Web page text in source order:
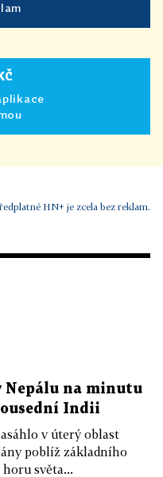
HN+ je zcela bez reklam.
Nepálu na minutu
Indii
v úterý oblast
poblíž základního
světa...